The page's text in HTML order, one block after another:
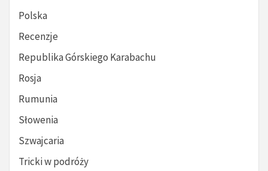
Polska
Recenzje
Republika Górskiego Karabachu
Rosja
Rumunia
Słowenia
Szwajcaria
Tricki w podróży